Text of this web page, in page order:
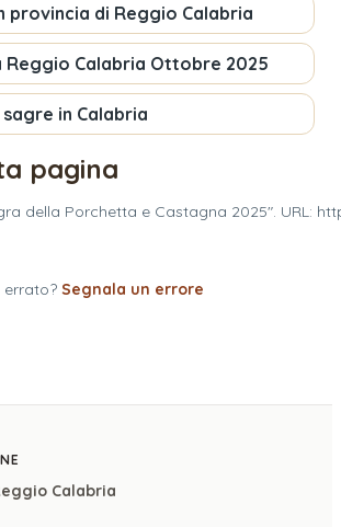
provincia di Reggio Calabria
Reggio Calabria Ottobre 2025
in Calabria
pagina
della Porchetta e Castagna 2025".
errato? Segnala un errore
Calabria